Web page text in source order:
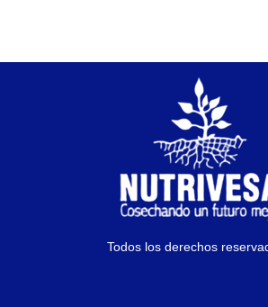
Todos los derechos